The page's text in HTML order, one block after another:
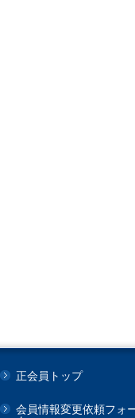
正会員トップ
会員情報変更依頼フォ